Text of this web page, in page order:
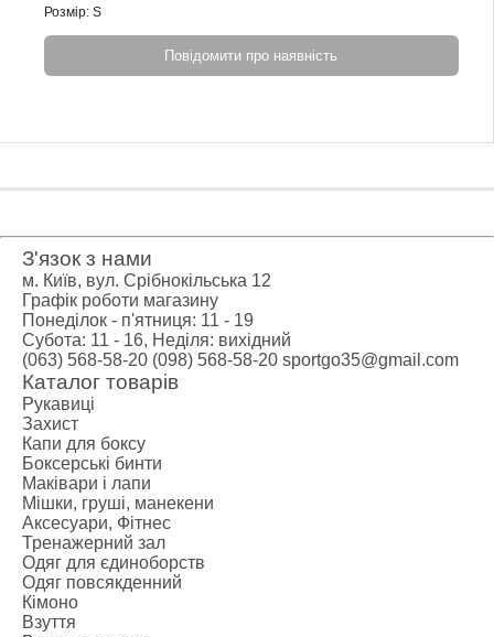
Розмір: S
Повідомити про наявність
З'язок з нами
м. Київ, вул. Срібнокільська 12
Графік роботи магазину
Понеділок - п'ятниця: 11 - 19
Субота: 11 - 16, Неділя: вихідний
(063) 568-58-20 (098) 568-58-20 sportgo35@gmail.com
Каталог товарів
Рукавиці
Захист
Капи для боксу
Боксерські бинти
Маківари і лапи
Мішки, груші, манекени
Аксесуари, Фітнес
Тренажерний зал
Одяг для єдиноборств
Одяг повсякденний
Кімоно
Взуття